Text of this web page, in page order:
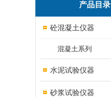
产品目录
砼混凝土仪器
混凝土系列
水泥试验仪器
砂浆试验仪器